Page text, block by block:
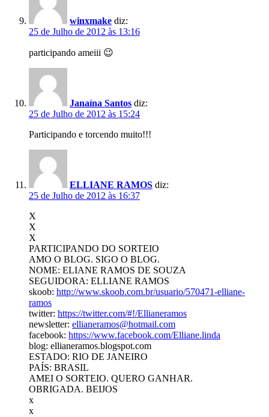
winxmake diz:
25 de Julho de 2012 às 13:16
participando ameiii 😉
Janaína Santos diz:
25 de Julho de 2012 às 15:24
Participando e torcendo muito!!!
ELLIANE RAMOS diz:
25 de Julho de 2012 às 16:37
X
X
X
PARTICIPANDO DO SORTEIO
AMO O BLOG. SIGO O BLOG.
NOME: ELIANE RAMOS DE SOUZA
SEGUIDORA: ELLIANE RAMOS
skoob: http://www.skoob.com.br/usuario/570471-elliane-
ramos
twitter: https://twitter.com/#!/Ellianeramos
newsletter: ellianeramos@hotmail.com
facebook: https://www.facebook.com/Elliane.linda
blog: ellianeramos.blogspot.com
ESTADO: RIO DE JANEIRO
PAÍS: BRASIL
AMEI O SORTEIO. QUERO GANHAR.
OBRIGADA. BEIJOS
x
x